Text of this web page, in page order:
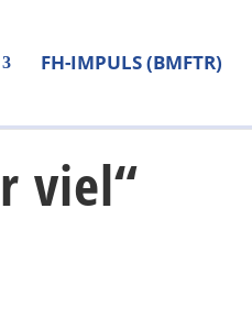
FH-IMPULS (BMFTR)
viel“